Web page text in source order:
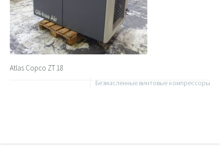
Atlas Copco ZT 18
Безмасленные винтовые компрессоры